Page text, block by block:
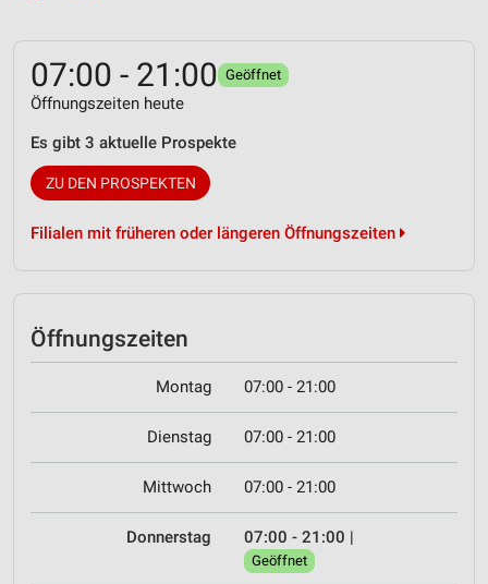
07:00 - 21:00 Geöffnet
Öffnungszeiten heute
Es gibt 3 aktuelle Prospekte
ZU DEN PROSPEKTEN
Filialen mit früheren oder längeren Öffnungszeiten
Öffnungszeiten
Montag 07:00 - 21:00
Dienstag 07:00 - 21:00
Mittwoch 07:00 - 21:00
Donnerstag 07:00 - 21:00 |
Geöffnet